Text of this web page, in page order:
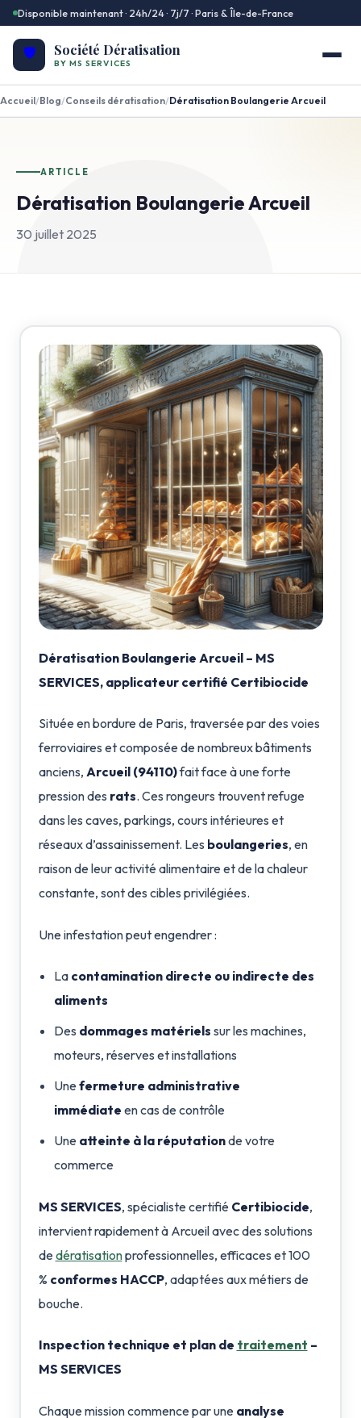
Disponible maintenant · 24h/24 · 7j/7 · Paris & Île-de-France
🛡️ Société Dératisation
BY MS SERVICES
Accueil/Blog/Conseils dératisation/Dératisation Boulangerie Arcueil
ARTICLE
Dératisation Boulangerie Arcueil
30 juillet 2025
Dératisation Boulangerie Arcueil – MS
SERVICES, applicateur certifié Certibiocide
Située en bordure de Paris, traversée par des voies
ferroviaires et composée de nombreux bâtiments
anciens, Arcueil (94110)fait face à une forte
pression des rats. Ces rongeurs trouvent refuge
dans les caves, parkings, cours intérieures et
réseaux d’assainissement. Les boulangeries, en
raison de leur activité alimentaire et de la chaleur
constante, sont des cibles privilégiées.
Une infestation peut engendrer :
La contamination directe ou indirecte des
aliments
Des dommages matériels sur les machines,
moteurs, réserves et installations
Unefermeture administrative
immédiate en cas de contrôle
Une atteinte à la réputationde votre
commerce
MS SERVICES, spécialiste certifié Certibiocide,
intervient rapidement à Arcueil avec des solutions
dedératisationprofessionnelles, efficaces et 100
% conformes HACCP, adaptées aux métiers de
bouche.
Inspection technique et plan de traitement –
MS SERVICES
Chaque mission commence par une analyse